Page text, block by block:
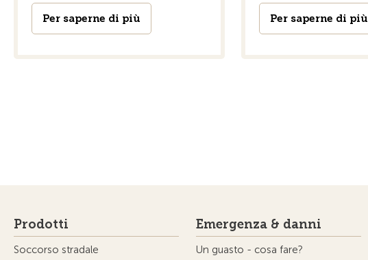
Per saperne di più Per saperne di più
Prodotti
Soccorso stradale
Emergenza & danni
Un guasto - cosa fare?